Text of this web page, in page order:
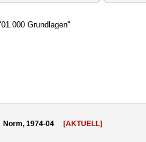
Grundlagen"
Norm, 1974-04 [AKTUELL]